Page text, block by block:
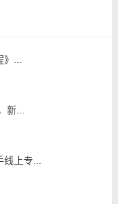
...
新...
上专...